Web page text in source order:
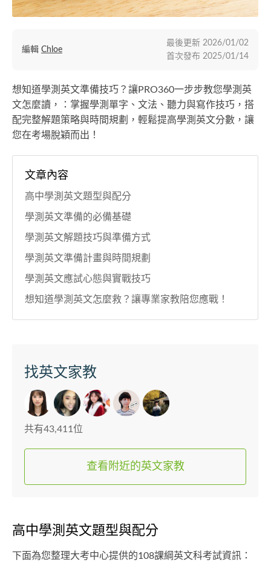
想知道學測英文準備技巧？讓PRO360一步步教您學測英
文怎麼讀，：掌握學測單字、文法、聽力與寫作技巧，搭
配完整解題策略與時間規劃，輕鬆提高學測英文分數，讓
您在考場脫穎而出！
編輯 Chloe
最後更新 2026/01/02
首次發布 2025/01/14
文章內容
高中學測英文題型與配分
學測英文準備的必備基礎
學測英文解題技巧與準備方式
學測英文準備計畫與時間規劃
學測英文應試心態與實戰技巧
想知道學測英文怎麼救？讓專業家教陪您應戰！
找英文家教
共有43,411位
查看附近的英文家教
高中學測英文題型與配分
下面為您整理大考中心提供的108課綱英文科考試資訊：